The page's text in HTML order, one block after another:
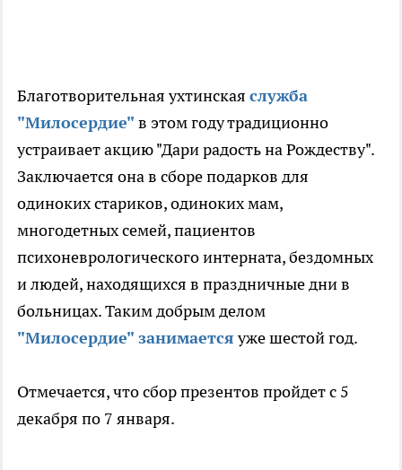
Благотворительная ухтинская служба
"Милосердие" в этом году традиционно
устраивает акцию "Дари радость на Рождеству".
Заключается она в сборе подарков для
одиноких стариков, одиноких мам,
многодетных семей, пациентов
психоневрологического интерната, бездомных
и людей, находящихся в праздничные дни в
больницах. Таким добрым делом
"Милосердие" занимается уже шестой год.
Отмечается, что сбор презентов пройдет с 5
декабря по 7 января.